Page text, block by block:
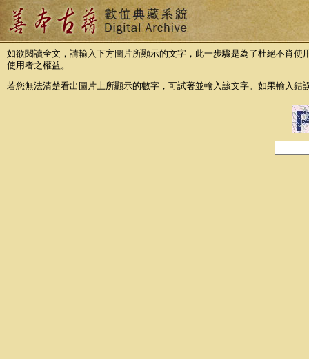
如欲閱讀全文，請輸入下方圖片所顯示的文字，此一步驟是為了杜絕不肖
使用者之權益。
若您無法清楚看出圖片上所顯示的數字，可試著並輸入該文字。如果輸入錯